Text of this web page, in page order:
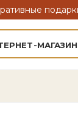
МАГАЗИН